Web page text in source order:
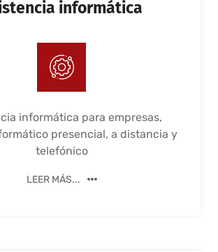
informática
informática para empresas,
presencial, a distancia y
telefónico
LEER MÁS...